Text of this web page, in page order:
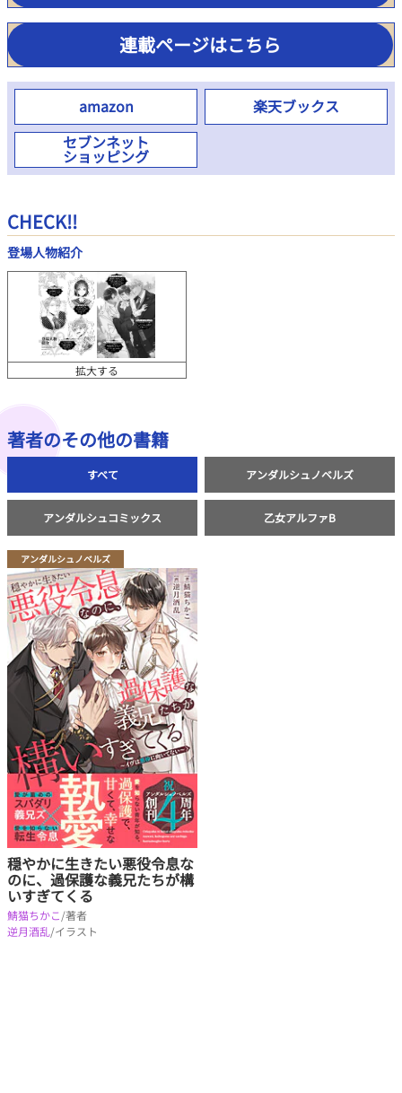
連載ページはこちら
amazon
楽天ブックス
セブンネット
ショッピング
CHECK!!
登場人物紹介
拡大する
著者のその他の書籍
すべて アンダルシュノベルズ
アンダルシュコミックス 乙女アルファB
アンダルシュノベルズ
穏やかに生きたい悪役令息な
のに、過保護な義兄たちが構
いすぎてくる
鯖猫ちかこ /著者
逆月酒乱/イラスト